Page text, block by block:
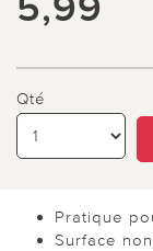
Qté
Pratique
Surface